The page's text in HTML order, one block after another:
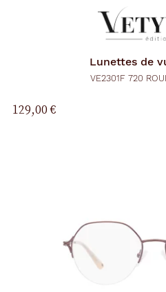
Lunettes de
VE2301F 720
129,00 €